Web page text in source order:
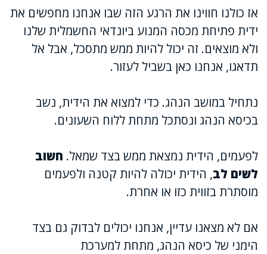
אז כולנו חווינו את הרגע הזה שבו אנחנו מחפשים את
ידית פתיחת מכסה המנוע ביונדאי החשמלית שלנו
ולא מוצאים. זה יכול להיות ממש מתסכל, אבל אל
תדאגו, אנחנו כאן בשביל לעזור.
נתחיל במושב הנהג. כדי למצוא את הידית, נשב
בכיסא הנהג ונסתכל מתחת ללוח השעונים.
לפעמים, הידית נמצאת ממש בצד שמאל. חשוב
לשים לב, הידית יכולה להיות קטנה ולפעמים
מוסתרת בזווית כזו או אחרת.
אם לא מצאנו עדיין, אנחנו יכולים לבדוק גם בצד
הימני של כיסא הנהג, מתחת למערכת